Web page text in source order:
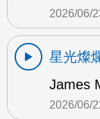
2026/06/
星光燦
James
2026/06/